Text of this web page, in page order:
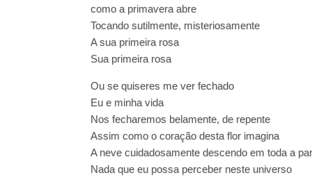
como a primavera abre
Tocando sutilmente, misteriosamente
A sua primeira rosa
Sua primeira rosa
Ou se quiseres me ver fechado
Eu e minha vida
Nos fecharemos belamente, de repente
Assim como o coração desta flor imagina
A neve cuidadosamente descendo em toda a
Nada que eu possa perceber neste universo